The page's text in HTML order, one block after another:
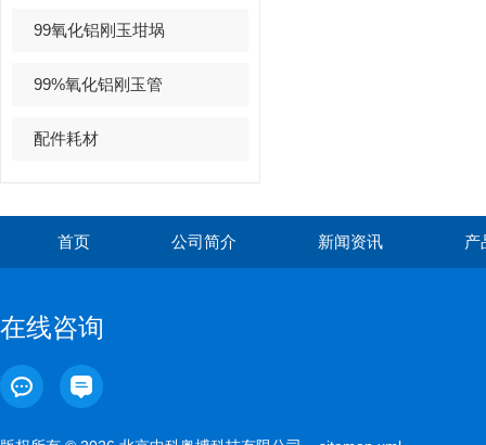
99氧化铝刚玉坩埚
99%氧化铝刚玉管
配件耗材
首页 公司简介 新闻资讯 产
在线咨询